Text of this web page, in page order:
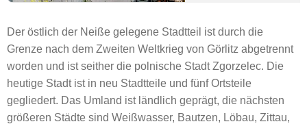
Der östlich der Neiße gelegene Stadtteil ist durch die
Grenze nach dem Zweiten Weltkrieg von Görlitz abgetrennt
worden und ist seither die polnische Stadt Zgorzelec. Die
heutige Stadt ist in neu Stadtteile und fünf Ortsteile
gegliedert. Das Umland ist ländlich geprägt, die nächsten
größeren Städte sind Weißwasser, Bautzen, Löbau, Zittau,